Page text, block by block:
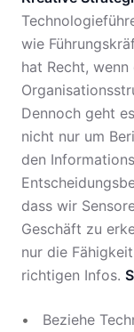
wie
hat Recht,
Dennoch geht
nicht nur um
den
dass wir
Geschäft zu
nur die
richtigen Infos.
Beziehe